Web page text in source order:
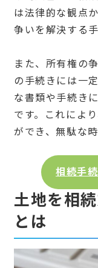
は法律的な観点
争いを解決する
また、所有権の
の手続きには一
な書類や手続き
です。これによ
ができ、無駄な
相続手
土地を相
とは